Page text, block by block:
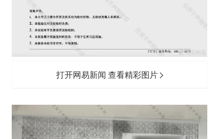
打开网易新闻 查看精彩图片